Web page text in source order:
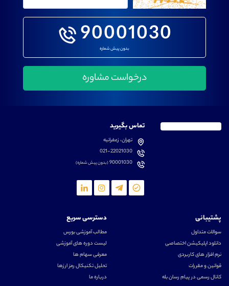
90001030
بدون پیش شماره
تماس بگیرید
تهران، زعفرانیه
021-22021030
90001030(بدون پیش شماره)
پشتیبانی
سوالات متداول
دانلود اپلیکیشن اختصاصی
نرم افزار های کاربردی
قوانین و مقررات
کانال رسمی در پیام رسان بله
دسترسی سریع
مطالب آموزشی بورس
لیست دوره های آموزشی
معرفی سهام ها
تحلیل تکنیکال رمز ارزها
درباره ما